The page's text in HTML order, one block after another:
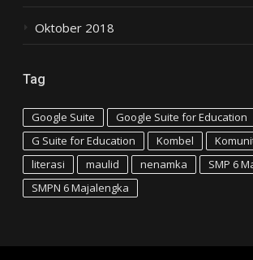
Oktober 2018
Tag
Google Suite Google Suite for Education
G Suite for Education
Kombel
literasi
maulid nenamka
SMP 6
SMPN 6 Majalengka